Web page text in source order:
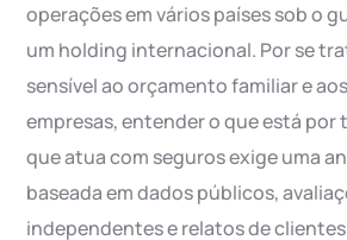
operações em vários países sob o
um holding internacional. Por se
sensível ao orçamento familiar e
empresas, entender o que está por
que atua com seguros exige uma
baseada em dados públicos,
independentes e relatos de